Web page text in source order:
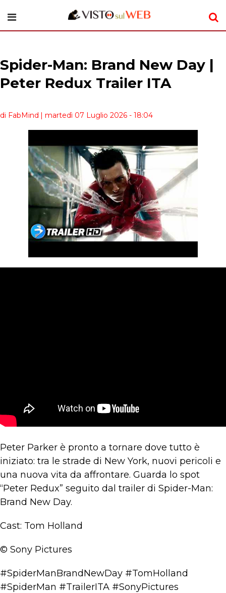
Spider-Man: Brand New Day |
Peter Redux Trailer ITA
di FabMind | martedì 07 Luglio 2026 - 18:04
Peter Parker è pronto a tornare dove tutto è
iniziato: tra le strade di New York, nuovi pericoli e
una nuova vita da affrontare. Guarda lo spot
“Peter Redux” seguito dal trailer di Spider-Man:
Brand New Day.
Cast: Tom Holland
© Sony Pictures
#SpiderManBrandNewDay #TomHolland
#SpiderMan #TrailerITA #SonyPictures